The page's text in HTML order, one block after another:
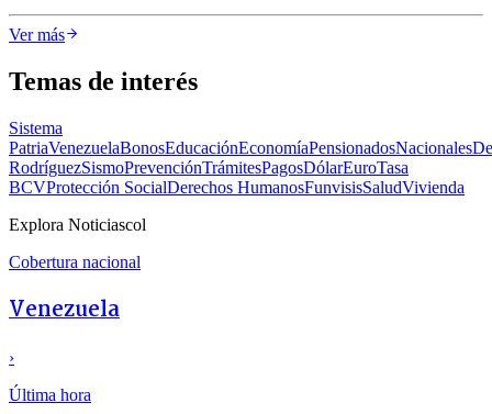
Ver más
Temas de interés
Sistema
PatriaVenezuelaBonosEducaciónEconomíaPensionadosNacionales
RodríguezSismoPrevenciónTrámitesPagosDólarEuroTasa
BCVProtección SocialDerechos HumanosFunvisisSaludVivienda
Explora Noticiascol
Cobertura nacional
Venezuela
›
Última hora